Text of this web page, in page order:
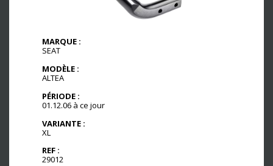
MARQUE :
SEAT
MODÈLE :
ALTEA
PÉRIODE :
01.12.06 à ce jour
VARIANTE :
XL
REF :
29012